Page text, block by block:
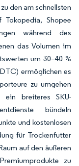
den am schnellsten
Tokopedia, Shopee
während des
das Volumen im
um 30–40 %
ermöglichen es
zu umgehen
ein breiteres SKU-
bündeln
und kostenlosen
für Trockenfutter
auf den äußeren
zu